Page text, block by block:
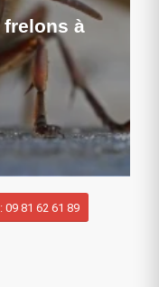
à
09 81 62 61 89